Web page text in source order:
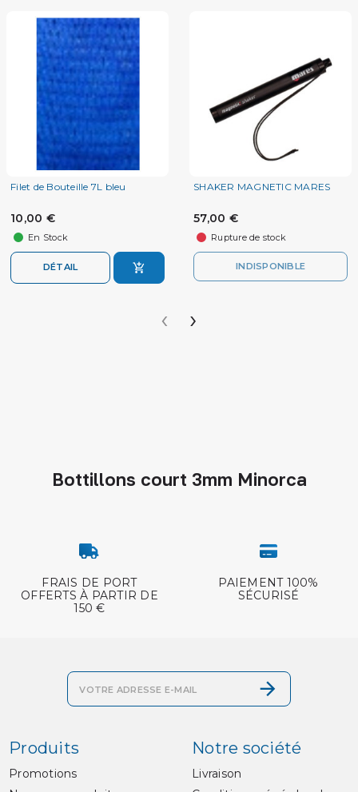
Filet de Bouteille 7L bleu
10,00 €
En Stock
DÉTAIL
SHAKER MAGNETIC MARES
57,00 €
Rupture de stock
INDISPONIBLE
‹ ›
Bottillons court 3mm Minorca
FRAIS DE PORT
OFFERTS À PARTIR DE
150 €
PAIEMENT 100%
SÉCURISÉ
Produits
Promotions
Notre société
Livraison